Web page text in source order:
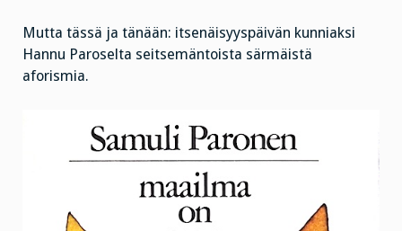
Mutta tässä ja tänään: itsenäisyyspäivän kunniaksi
Hannu Paroselta seitsemäntoista särmäistä
aforismia.